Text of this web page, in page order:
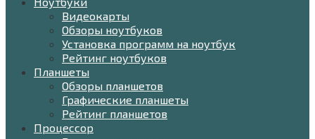
Видеокарты
Обзоры ноутбуков
Установка программ на ноутбук
Рейтинг ноутбуков
Планшеты
Обзоры планшетов
Графические планшеты
Рейтинг планшетов
Процессор